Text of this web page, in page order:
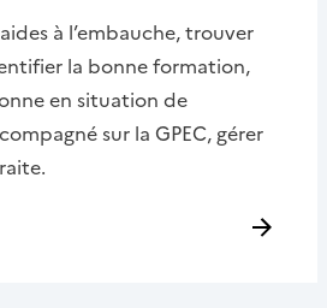
à l’embauche, trouver
la bonne formation,
en situation de
sur la GPEC, gérer